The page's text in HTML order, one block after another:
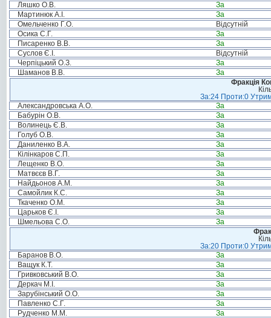
Ляшко О.В.
За
Мартинюк А.І.
За
Омельченко Г.О.
Відсутній
Осика С.Г.
За
Писаренко В.В.
За
Суслов Є.І.
Відсутній
Черпіцький О.З.
За
Шаманов В.В.
За
Фракція
За:24 Проти:0
Александровська А.О.
За
Бабурін О.В.
За
Волинець Є.В.
За
Голуб О.В.
За
Даниленко В.А.
За
Кілінкаров С.П.
За
Лещенко В.О.
За
Матвєєв В.Г.
За
Найдьонов А.М.
За
Самойлик К.С.
За
Ткаченко О.М.
За
Царьков Є.І.
За
Шмельова С.О.
За
За:20 Проти:0
Баранов В.О.
За
Ващук К.Т.
За
Гривковський В.О.
За
Деркач М.І.
За
Зарубінський О.О.
За
Павленко С.Г.
За
Рудченко М.М.
За